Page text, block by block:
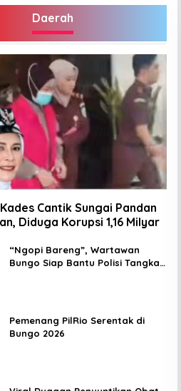
Daerah
Cantik Sungai Pandan
Diduga Korupsi 1,16 Milyar
“Ngopi Bareng”, Wartawan
Bungo Siap Bantu Polisi Tangkal
Pemenang PilRio Serentak di
Bungo 2026